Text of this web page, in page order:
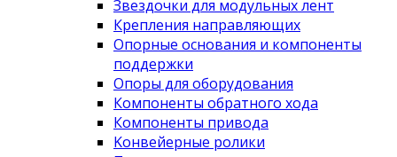
Звездочки для модульных лент
Крепления направляющих
Опорные основания и компоненты
поддержки
Опоры для оборудования
Компоненты обратного хода
Компоненты привода
Koнвейерныe pолики